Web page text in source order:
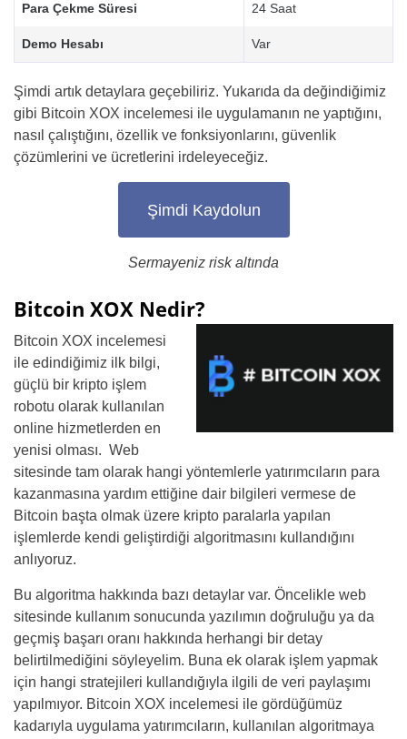
Para Çekme Süresi 24 Saat
Demo Hesabı Var
Şimdi artık detaylara geçebiliriz. Yukarıda da değindiğimiz
gibi Bitcoin XOX incelemesi ile uygulamanın ne yaptığını,
nasıl çalıştığını, özellik ve fonksiyonlarını, güvenlik
çözümlerini ve ücretlerini irdeleyeceğiz.
Şimdi Kaydolun
Sermayeniz risk altında
Bitcoin XOX Nedir?
Bitcoin XOX incelemesi
ile edindiğimiz ilk bilgi,
güçlü bir kripto işlem
robotu olarak kullanılan
online hizmetlerden en
yenisi olması. Web
sitesinde tam olarak hangi yöntemlerle yatırımcıların para
kazanmasına yardım ettiğine dair bilgileri vermese de
Bitcoin başta olmak üzere kripto paralarla yapılan
işlemlerde kendi geliştirdiği algoritmasını kullandığını
anlıyoruz.
Bu algoritma hakkında bazı detaylar var. Öncelikle web
sitesinde kullanım sonucunda yazılımın doğruluğu ya da
geçmiş başarı oranı hakkında herhangi bir detay
belirtilmediğini söyleyelim. Buna ek olarak işlem yapmak
için hangi stratejileri kullandığıyla ilgili de veri paylaşımı
yapılmıyor. Bitcoin XOX incelemesi ile gördüğümüz
kadarıyla uygulama yatırımcıların, kullanılan algoritmaya